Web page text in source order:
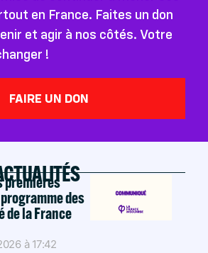
en France. Faites un don
et agir à nos côtés. Votre
!
FAIRE UN DON
premières
des
de la France
à 17:42